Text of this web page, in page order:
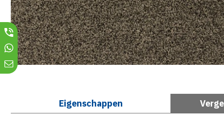
Eigenschappen